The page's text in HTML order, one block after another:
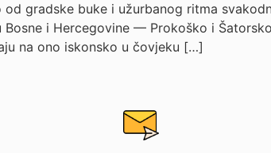
gradske buke i užurbanog ritma
i Hercegovine — Prokoško i
na ono iskonsko u čovjeku […]